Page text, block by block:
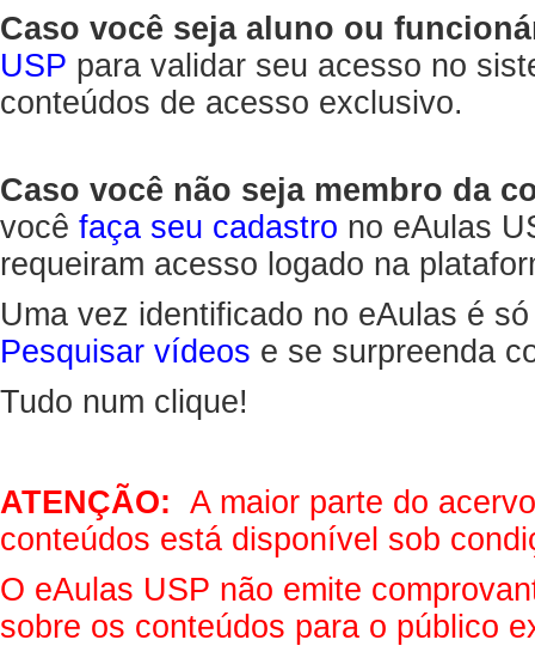
Caso você seja aluno ou
USP para validar seu acesso no
conteúdos de acesso exclusivo.
Caso você não seja membro da
você faça seu cadastro no eAulas
requeiram acesso logado na
Uma vez identificado no eAulas é
Pesquisar vídeos e se surpreenda
Tudo num clique!
ATENÇÃO: A maior parte do
conteúdos está disponível sob
O eAulas USP não emite
sobre os conteúdos para o público